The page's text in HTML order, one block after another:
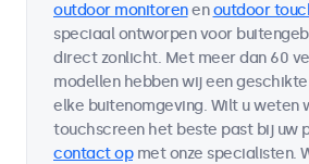
outdoor monitorenenoutdoor
speciaal ontworpen voor
direct zonlicht. Met meer dan 60
modellen hebben wij een
elke buitenomgeving. Wilt u weten
touchscreen het beste past bij uw
contact opmet onze specialisten.